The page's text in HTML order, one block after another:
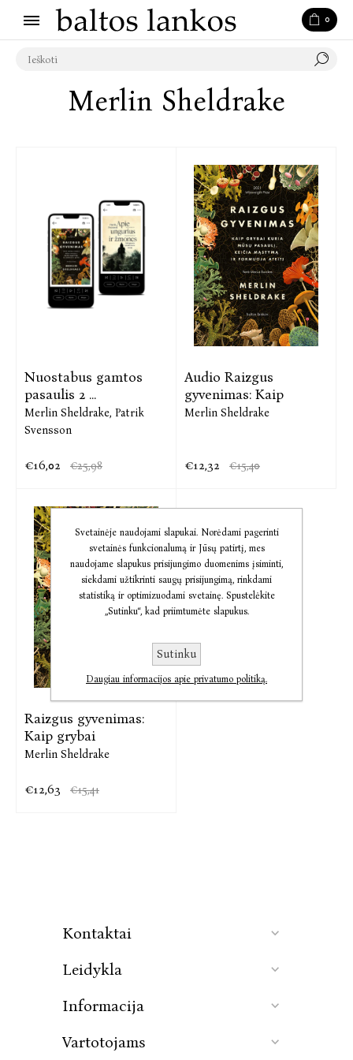
0
Merlin Sheldrake
Nuostabus gamtos
pasaulis 2 ...
Merlin Sheldrake, Patrik
Svensson
€16,02 €25,98
Audio Raizgus
gyvenimas: Kaip
Merlin Sheldrake
€12,32 €15,40
Raizgus gyvenimas:
Kaip grybai
Merlin Sheldrake
€12,63 €15,41
Kontaktai
Leidykla
Informacija
Vartotojams
Svetainėje naudojami slapukai. Norėdami pagerinti
svetainės funkcionalumą ir Jūsų patirtį, mes
naudojame slapukus prisijungimo duomenims įsiminti,
siekdami užtikrinti saugų prisijungimą, rinkdami
statistiką ir optimizuodami svetainę. Spustelėkite
„Sutinku“, kad priimtumėte slapukus.
Sutinku
Daugiau informacijos apie privatumo politiką.